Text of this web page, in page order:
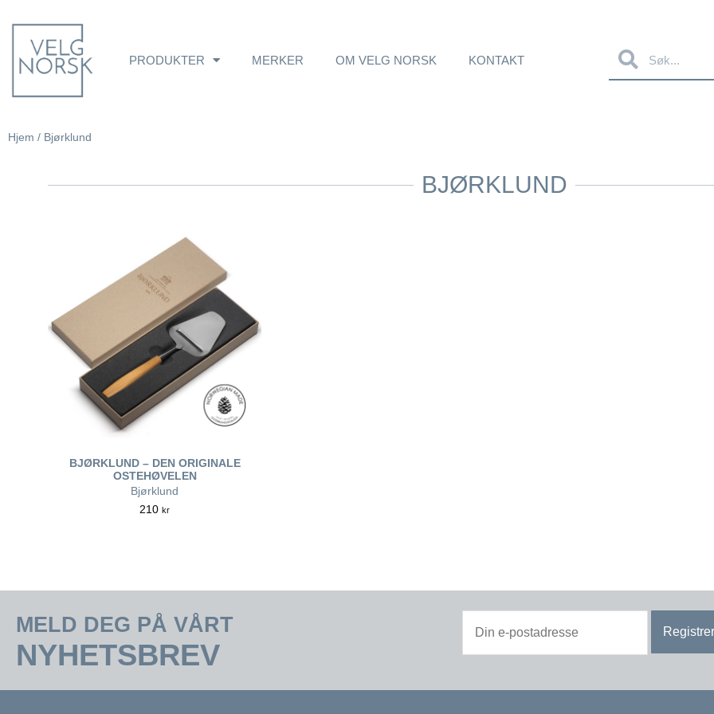
PRODUKTER MERKER OM VELG NORSK KONTAKT
Hjem / Bjørklund
BJØRKLUND
BJØRKLUND – DEN ORIGINALE
OSTEHØVELEN
210 kr
Bjørklund
MELD DEG PÅ VÅRT
NYHETSBREV